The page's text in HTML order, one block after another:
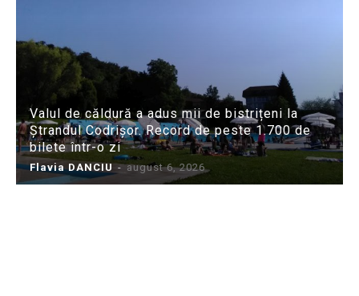
Valul de căldură a adus mii de bistrițeni la
Ștrandul Codrișor. Record de peste 1.700 de
bilete într-o zi
Flavia DANCIU - august 6, 2026